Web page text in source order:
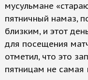
мусульмане
пятничный намаз,
близким, и этот
для посещения
отметил, что это
пятницам не самая